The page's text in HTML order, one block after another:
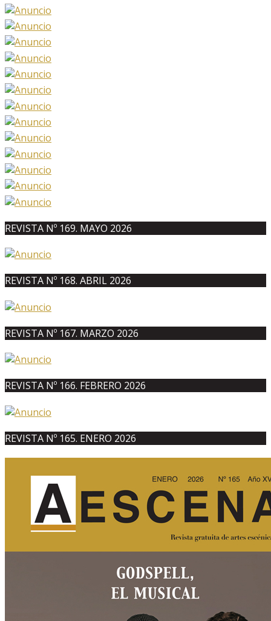
REVISTA Nº 169. MAYO 2026
REVISTA Nº 168. ABRIL 2026
REVISTA Nº 167. MARZO 2026
REVISTA Nº 166. FEBRERO 2026
REVISTA Nº 165. ENERO 2026